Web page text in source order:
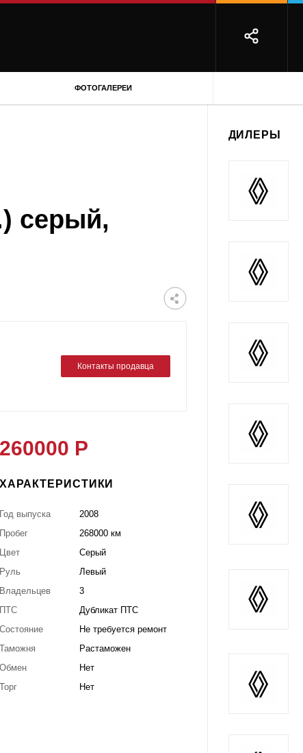
ФОТОГАЛЕРЕИ
серый,
Контакты продавца
260000 Р
ХАРАКТЕРИСТИКИ
Год выпуска
2008
Пробег
268000 км
Цвет
Серый
Руль
Левый
Владельцев
3
ПТС
Дубликат ПТС
Состояние
Не требуется ремонт
Таможня
Растаможен
Обмен
Нет
Торг
Нет
ДИЛЕРЫ